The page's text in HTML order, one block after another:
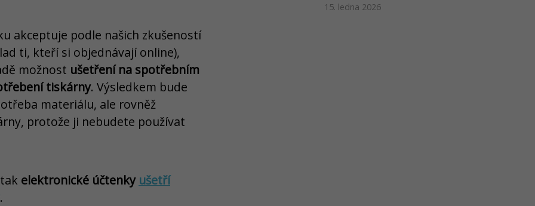
akceptuje podle našich zkušeností
ti, kteří si objednávají online),
možnost ušetření na spotřebním
tiskárny. Výsledkem bude
materiálu, ale rovněž
protože ji nebudete používat
elektronické účtenky ušetří
.
15. ledna 2026